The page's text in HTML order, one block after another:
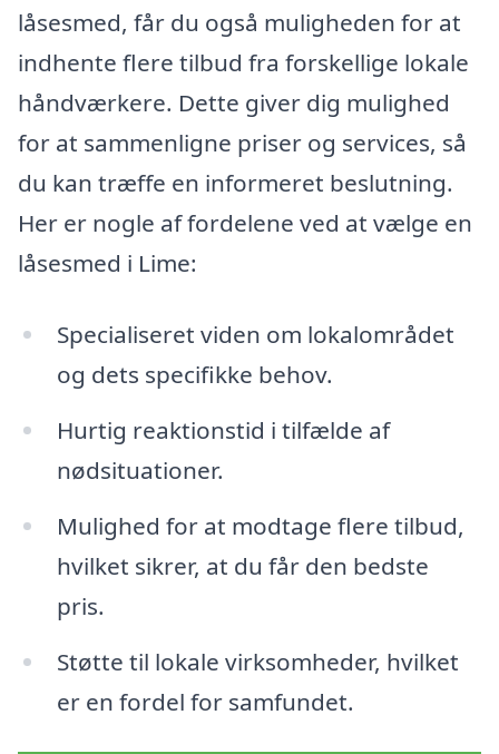
låsesmed, får du også muligheden for at
indhente flere tilbud fra forskellige lokale
håndværkere. Dette giver dig mulighed
for at sammenligne priser og services, så
du kan træffe en informeret beslutning.
Her er nogle af fordelene ved at vælge en
låsesmed i Lime:
Specialiseret viden om lokalområdet
og dets specifikke behov.
Hurtig reaktionstid i tilfælde af
nødsituationer.
Mulighed for at modtage flere tilbud,
hvilket sikrer, at du får den bedste
pris.
Støtte til lokale virksomheder, hvilket
er en fordel for samfundet.